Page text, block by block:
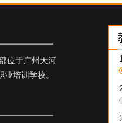
位于广州天河
培训学校。